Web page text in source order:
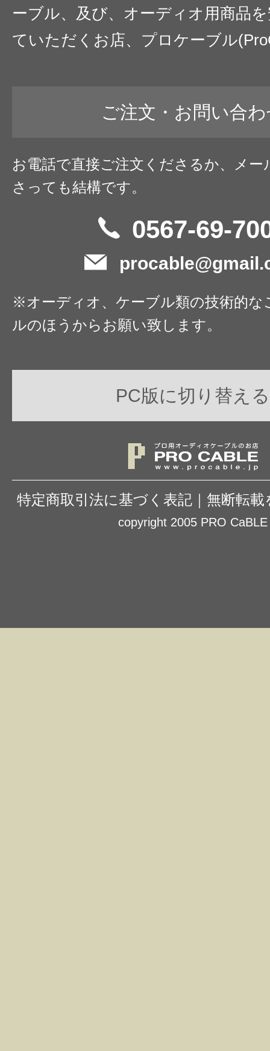
ーブル、及び、オーディオ用商品
ていただくお店、プロケーブル
ご注文・お問い合
お電話で直接ご注文くださるか、メー
さっても結構です。
0567-69-
※オーディオ、ケーブル類の技術的な
ルのほうからお願い致します。
PC版に切り替える
特定商取引法に基づく表記 無断転載
copyright 2005 PRO CaBLE